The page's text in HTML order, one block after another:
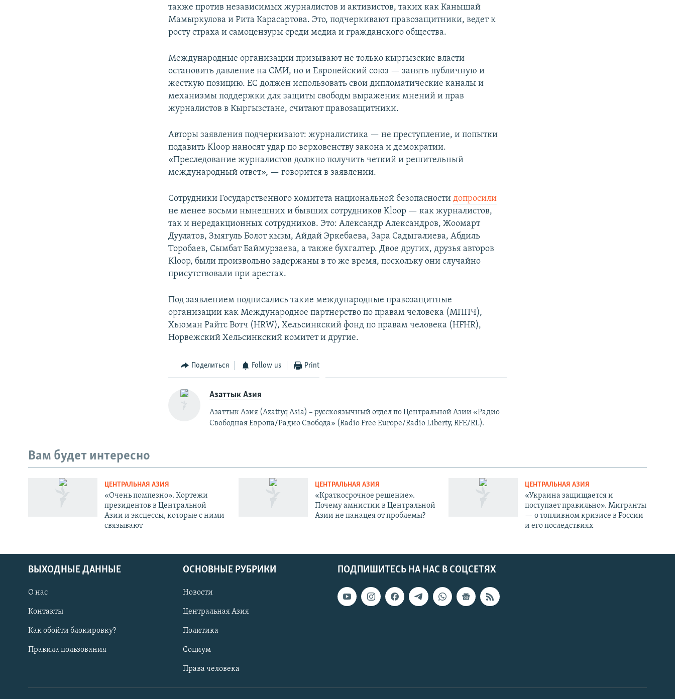
также против независимых журналистов и активистов, таких как Канышай
Мамыркулова и Рита Карасартова. Это, подчеркивают правозащитники, ведет к
росту страха и самоцензуры среди медиа и гражданского общества.
Международные организации призывают не только кыргызские власти
остановить давление на СМИ, но и Европейский союз — занять публичную и
жесткую позицию. ЕС должен использовать свои дипломатические каналы и
механизмы поддержки для защиты свободы выражения мнений и прав
журналистов в Кыргызстане, считают правозащитники.
Авторы заявления подчеркивают: журналистика — не преступление, и попытки
подавить Kloop наносят удар по верховенству закона и демократии.
«Преследование журналистов должно получить четкий и решительный
международный ответ», — говорится в заявлении.
Сотрудники Государственного комитета национальной безопасностидопросили
не менее восьми нынешних и бывших сотрудников Kloop — как журналистов,
так и нередакционных сотрудников. Это: Александр Александров, Жоомарт
Дуулатов, Зыягуль Болот кызы, Айдай Эркебаева, Зара Садыгалиева, Абдиль
Торобаев, Сымбат Баймурзаева, а также бухгалтер. Двое других, друзья авторов
Kloop, были произвольно задержаны в то же время, поскольку они случайно
присутствовали при арестах.
Под заявлением подписались такие международные правозащитные
организации как Международное партнерство по правам человека (МППЧ),
Хьюман Райтс Вотч (HRW), Хельсинкский фонд по правам человека (HFHR),
Норвежский Хельсинкский комитет и другие.
Поделиться Follow us Print
Азаттык Азия
Азаттык Азия (Azattyq Asia) – русскоязычный отдел по Центральной Азии «Радио
Свободная Европа/Радио Свобода» (Radio Free Europe/Radio Liberty, RFE/RL).
Вам будет интересно
ЦЕНТРАЛЬНАЯ АЗИЯ
«Очень помпезно». Кортежи
президентов в Центральной
Азии и эксцессы, которые с ними
связывают
ЦЕНТРАЛЬНАЯ АЗИЯ
«Краткосрочное решение».
Почему амнистии в Центральной
Азии не панацея от проблемы?
ЦЕНТРАЛЬНАЯ АЗИЯ
«Украина защищается и
поступает правильно». Мигранты
— о топливном кризисе в России
и его последствиях
ПОДПИШИТЕСЬ НА НАС В СОЦСЕТЯХ
ВЫХОДНЫЕ ДАННЫЕ
О нас
Контакты
Как обойти блокировку?
Правила пользования
ОСНОВНЫЕ РУБРИКИ
Новости
Центральная Азия
Политика
Социум
Права человека